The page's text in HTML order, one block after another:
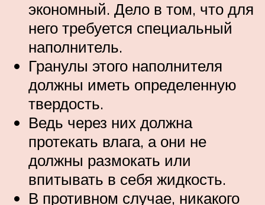
экономный. Дело в том, что для
него требуется специальный
наполнитель.
Гранулы этого наполнителя
должны иметь определенную
твердость.
Ведь через них должна
протекать влага, а они не
должны размокать или
впитывать в себя жидкость.
В противном случае, никакого